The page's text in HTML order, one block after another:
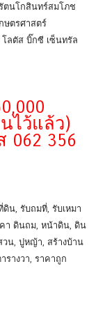
ตนโกสินทร์สมโภช
ษตรศาสตร์
โลตัส บิ๊กซี เซ็นทรัล
ไว้แล้ว)
062 356
น, รับถมที่, รับเหมา
า ดินถม, หน้าดิน, ดิน
น, ปูหญ้า, สร้างบ้าน
รางวา, ราคาถูก